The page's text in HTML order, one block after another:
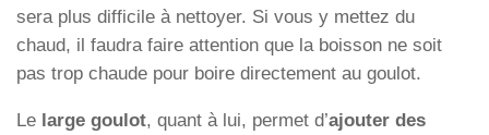
sera plus difficile à nettoyer. Si vous y mettez du
chaud, il faudra faire attention que la boisson ne soit
pas trop chaude pour boire directement au goulot.
Le large goulot, quant à lui, permet d’ajouter des